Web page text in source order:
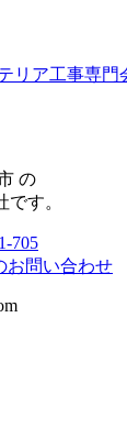
の
す。
お問い合わせ